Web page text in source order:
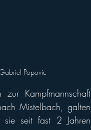
Popovic
Kampfmannschaft
Mistelbach, galten
sie seit fast 2 Jahren